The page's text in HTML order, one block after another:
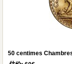
50 centimes